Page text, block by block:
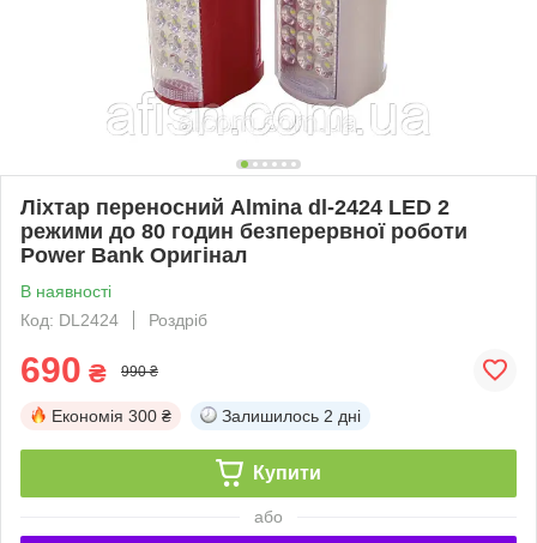
Ліхтар переносний Almina dl-2424 LED 2
режими до 80 годин безперервної роботи
Power Bank Оригінал
В наявності
Код: DL2424
Роздріб
690 ₴ 990 ₴
Економія 300 ₴ Залишилось 2 дні
Купити
або